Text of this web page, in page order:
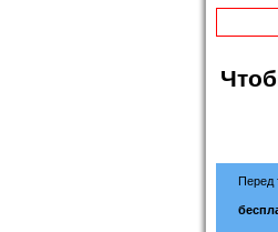
Перед